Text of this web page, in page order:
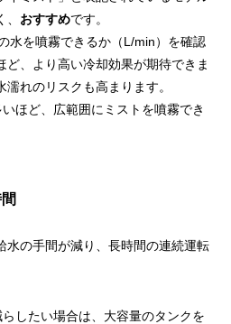
おすすめです。
水を噴霧できるか（L/min）を確認
ど、より高い冷却効果が期待できま
れのリスクも高まります。
いほど、広範囲にミストを噴霧でき
水の手間が減り、長時間の連続運転
したい場合は、大容量のタンクを